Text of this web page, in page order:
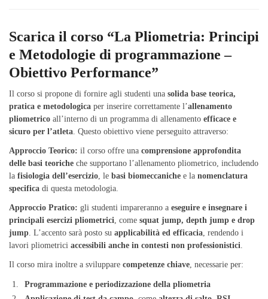
Scarica il corso “La Pliometria: Principi
e Metodologie di programmazione –
Obiettivo Performance”
Il corso si propone di fornire agli studenti una solida base teorica,
pratica e metodologica per inserire correttamente l’allenamento
pliometrico all’interno di un programma di allenamento efficace e
sicuro per l’atleta . Questo obiettivo viene perseguito attraverso:
Approccio Teorico: il corso offre una comprensione approfondita
delle basi teoriche che supportano l’allenamento pliometrico, includendo
la fisiologia dell’esercizio , le basi biomeccaniche e la nomenclatura
specifica di questa metodologia.
Approccio Pratico: gli studenti impareranno a eseguire e insegnare i
principali esercizi pliometrici, come squat jump, depth jump e drop
jump. L’accento sarà posto su applicabilità ed efficacia, rendendo i
lavori pliometrici accessibili anche in contesti non professionistici.
Il corso mira inoltre a sviluppare competenze chiave, necessarie per:
Programmazione e periodizzazione della pliometria